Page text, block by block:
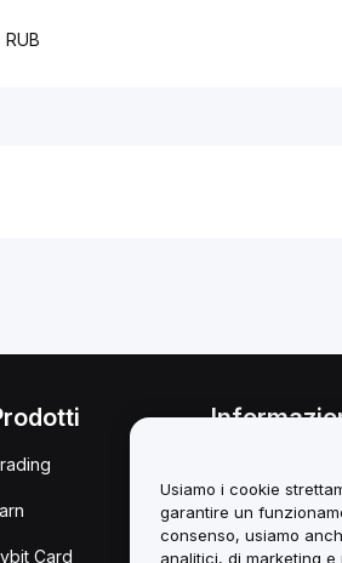
Card
Sintesi della
Administration
Usiamo i cookie
garantire un
consenso, usiamo
analitici, di marketing